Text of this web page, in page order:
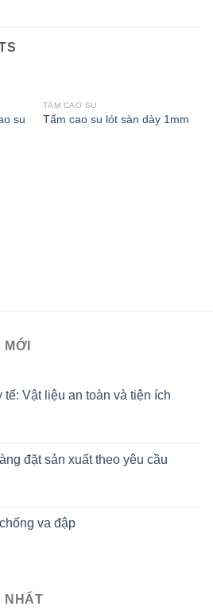
su
TẤM CAO SU
Tấm cao su lót sàn dày 1mm
tế: Vật liệu an toàn và tiện ích
đặt sản xuất theo yêu cầu
va đập
NHẤT